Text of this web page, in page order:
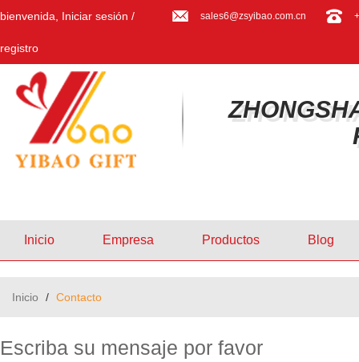
bienvenida, Iniciar sesión /
registro
sales6@zsyibao.com.cn
Inicio Empresa Productos Blog
Inicio / Contacto
Escriba su mensaje por favor